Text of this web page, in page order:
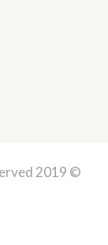
© 2019 Thailand Kosher, Powerd by